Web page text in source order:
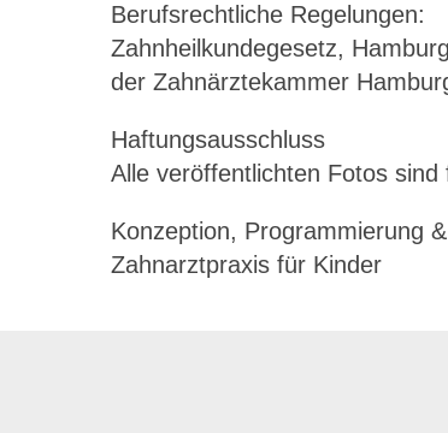
Berufsrechtliche Regelungen:
Zahnheilkundegesetz,
der Zahnärztekammer
Haftungsausschluss
Alle veröffentlichten Fotos
Konzeption, Programmierung
Zahnarztpraxis für Kinder